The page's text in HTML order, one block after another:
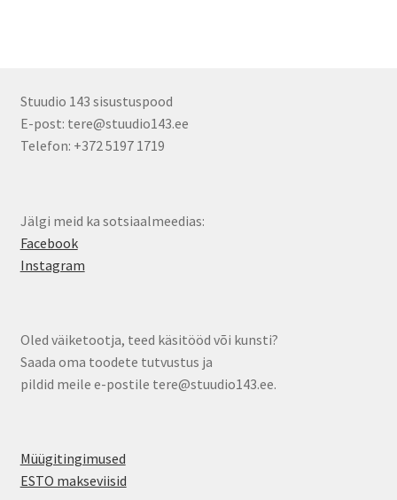
Stuudio 143 sisustuspood
E-post: tere@stuudio143.ee
Telefon: +372 5197 1719
Jälgi meid ka sotsiaalmeedias:
Facebook
Instagram
Oled väiketootja, teed käsitööd või kunsti?
Saada oma toodete tutvustus ja
pildid meile e-postile tere@stuudio143.ee.
Müügitingimused
ESTO makseviisid